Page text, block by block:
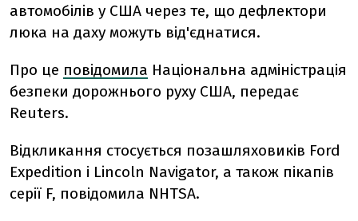
автомобілів у США через те, що дефлектори
люка на даху можуть від'єднатися.
Про це повідомила Національна адміністрація
безпеки дорожнього руху США, передає
Reuters.
Відкликання стосується позашляховиків Ford
Expedition і Lincoln Navigator, а також пікапів
серії F, повідомила NHTSA.